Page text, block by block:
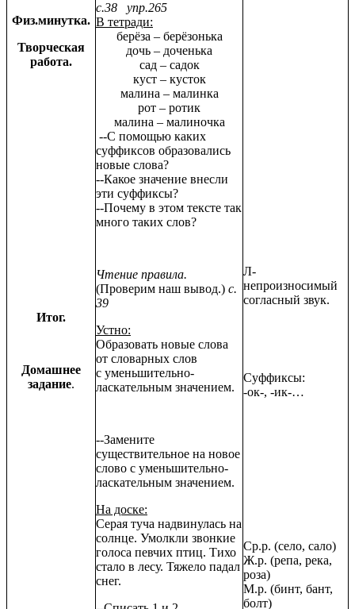
Физ.минутка.
Творческая
работа.
Итог.
Домашнее
задание.
с.38 упр.265
В тетради:
берёза – берёзонька
дочь – доченька
сад – садок
куст – кусток
малина – малинка
рот – ротик
малина – малиночка
--С помощью каких
суффиксов образовались
новые слова?
--Какое значение внесли
эти суффиксы?
--Почему в этом тексте так
много таких слов?
Чтение правила.
(Проверим наш вывод.) с.
39
Устно:
Образовать новые слова
от словарных слов
с уменьшительно-
ласкательным значением.
--Замените
существительное на новое
слово с уменьшительно-
ласкательным значением.
На доске:
Серая туча надвинулась на
солнце. Умолкли звонкие
голоса певчих птиц. Тихо
стало в лесу. Тяжело падал
снег.
Л-
непроизносимый
согласный звук.
Суффиксы:
-ок-, -ик-…
Ср.р. (село, сало)
Ж.р. (репа, река,
роза)
М.р. (бинт, бант,
болт)